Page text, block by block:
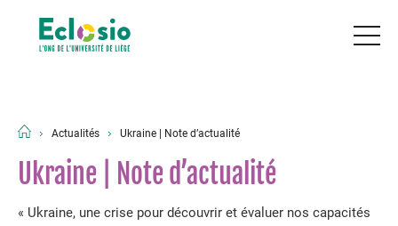
Actualités Ukraine | Note d’actualité
Ukraine | Note d’actualité
« Ukraine, une crise pour découvrir et évaluer nos capacités